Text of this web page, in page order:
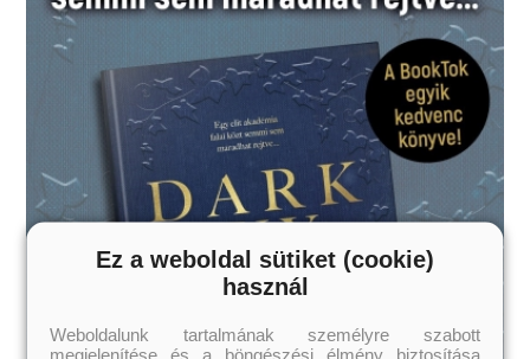
Ez a weboldal sütiket (cookie)
használ
Weboldalunk tartalmának személyre szabott
megjelenítése és a böngészési élmény biztosítása